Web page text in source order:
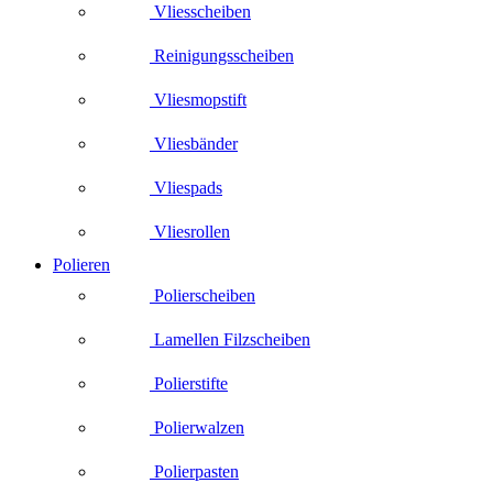
Vliesscheiben
Reinigungsscheiben
Vliesmopstift
Vliesbänder
Vliespads
Vliesrollen
Polieren
Polierscheiben
Lamellen Filzscheiben
Polierstifte
Polierwalzen
Polierpasten